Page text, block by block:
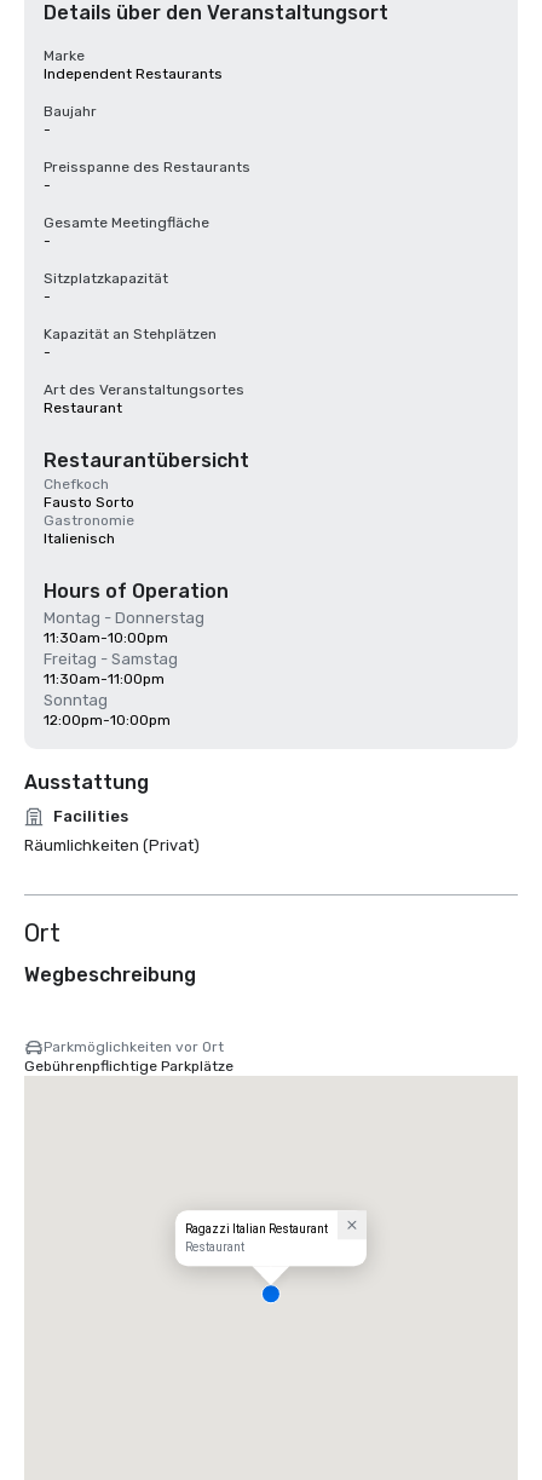
Details über den Veranstaltungsort
Marke
Independent Restaurants
Baujahr
-
Preisspanne des Restaurants
-
Gesamte Meetingfläche
-
Sitzplatzkapazität
-
Kapazität an Stehplätzen
-
Art des Veranstaltungsortes
Restaurant
Restaurantübersicht
Chefkoch
Fausto Sorto
Gastronomie
Italienisch
Hours of Operation
Montag - Donnerstag
11:30am-10:00pm
Freitag - Samstag
11:30am-11:00pm
Sonntag
12:00pm-10:00pm
Ausstattung
Facilities
Räumlichkeiten (Privat)
Ort
Wegbeschreibung
Parkmöglichkeiten vor Ort
Gebührenpflichtige Parkplätze
Ragazzi Italian Restaurant
Restaurant